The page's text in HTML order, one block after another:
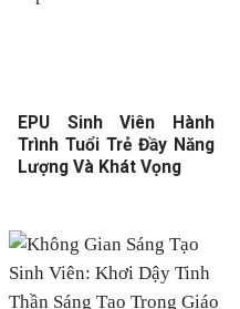
EPU Sinh Viên Hành
Trình Tuổi Trẻ Đầy Năng
Lượng Và Khát Vọng